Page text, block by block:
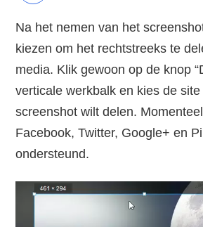
Na het nemen van het
kiezen om het rechtstreeks te
media. Klik gewoon op de knop
verticale werkbalk en kies de
screenshot wilt delen.
Facebook, Twitter, Google+ en
ondersteund.